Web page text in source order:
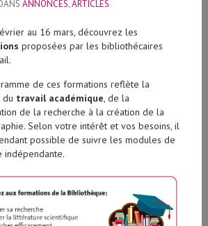
ANNONCES,ARTICLES
au 16 mars, découvrez les
proposées par les bibliothécaires
de ces formations reflète la
travail académique, de la
de la recherche à la création de la
Selon votre intérêt et vos besoins, il
possible de suivre les modules de
indépendante.